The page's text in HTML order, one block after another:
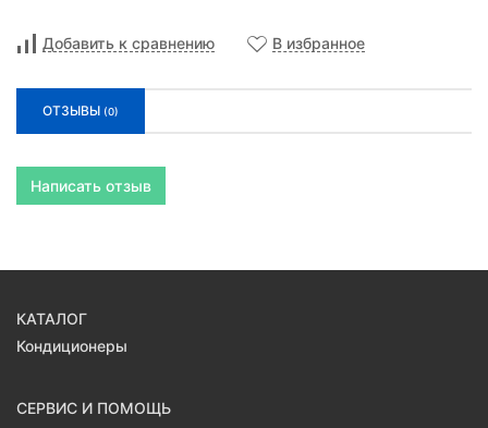
Добавить к сравнению В избранное
ОТЗЫВЫ (0)
Написать отзыв
КАТАЛОГ
Кондиционеры
СЕРВИС И ПОМОЩЬ